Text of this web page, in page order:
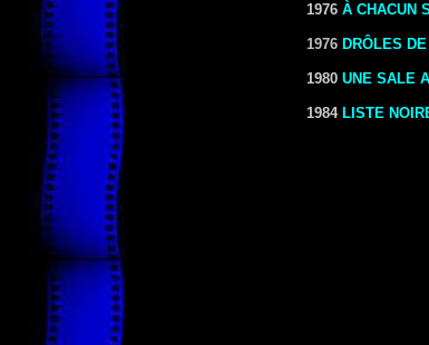
1976 À CHACUN
1976 DRÔLES
1980 UNE SALE
1984 LISTE